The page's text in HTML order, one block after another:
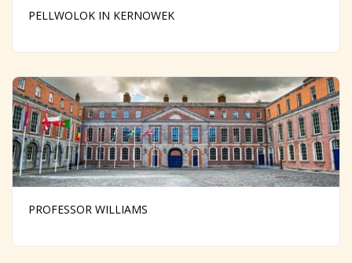
PELLWOLOK IN KERNOWEK
PROFESSOR WILLIAMS